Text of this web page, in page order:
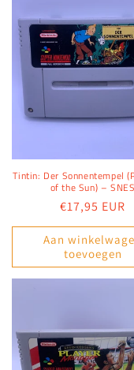
Tintin: Der Sonnentempel
of the Sun) – SNES
Normale
prijs
€17,95 EUR
Aan
toevoegen